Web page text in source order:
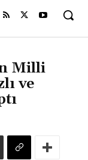
Milli
ve